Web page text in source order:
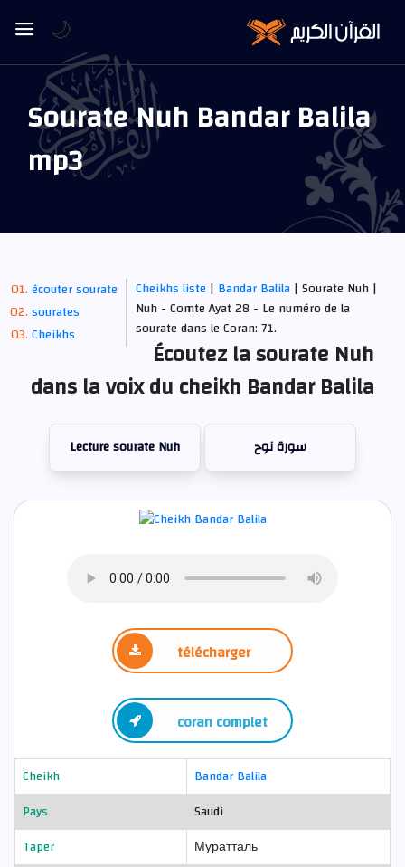
Sourate Nuh Bandar Balila
mp3
écouter sourate
sourates
Cheikhs
Cheikhs liste | Bandar Balila| Sourate Nuh |
Nuh - Comte Ayat 28 - Le numéro de la
sourate dans le Coran: 71.
Écoutez la sourate Nuh
dans la voix du cheikh Bandar Balila
Lecture sourate Nuh سورة نوح
télécharger
coran complet
Cheikh
Bandar Balila
Pays
Saudi
Taper
Муратталь
🌙